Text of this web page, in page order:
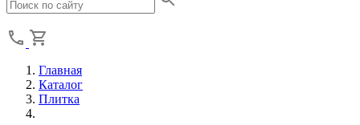
Главная
Каталог
Плитка